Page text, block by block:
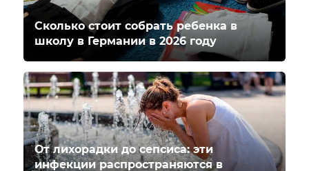
Сколько стоит собрать ребенка в
школу в Германии в 2026 году
От лихорадки до сепсиса: эти
инфекции распространяются в